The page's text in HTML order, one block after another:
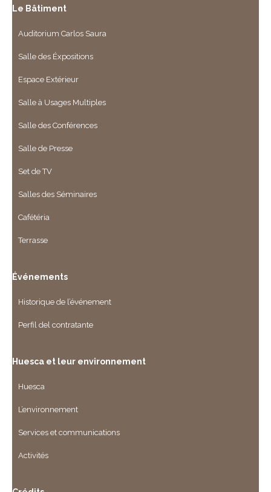
Le Bâtiment
Auditorium Carlos Saura
Salle des Éxpositions
Espace Extérieur
Salle à Usages Multiples
Salle des Conférences
Salle de Presse
Set de TV
Salles des Séminaires
Cafétéria
Terrasse
Événements
Historique de l’événement
Perfil del contratante
Huesca et leur environnement
Huesca
L’environnement
Services et communications
Activités